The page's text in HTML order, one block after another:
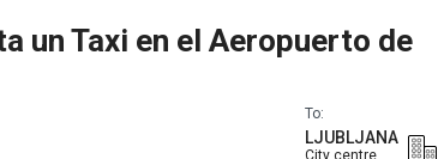
un Taxi en el Aeropuerto de
To:
LJUBLJANA